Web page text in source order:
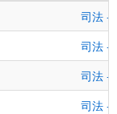
司法 -
司法 -
司法 -
司法 -